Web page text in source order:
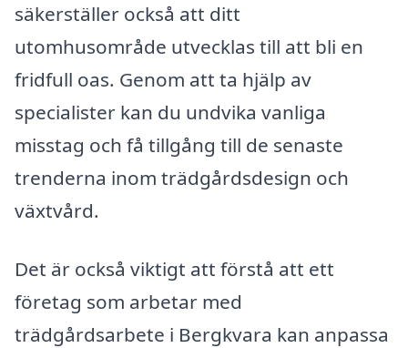
säkerställer också att ditt
utomhusområde utvecklas till att bli en
fridfull oas. Genom att ta hjälp av
specialister kan du undvika vanliga
misstag och få tillgång till de senaste
trenderna inom trädgårdsdesign och
växtvård.
Det är också viktigt att förstå att ett
företag som arbetar med
trädgårdsarbete i Bergkvara kan anpassa